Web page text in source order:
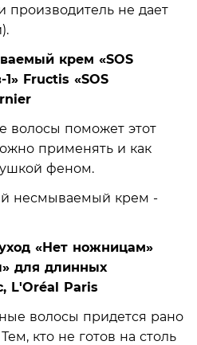
производитель не дает
крем «SOS
Fructis «SOS
волосы поможет этот
применять и как
феном.
«Нет ножницам»
для длинных
L'Oréal Paris
волосы придется рано
кто не готов на столь